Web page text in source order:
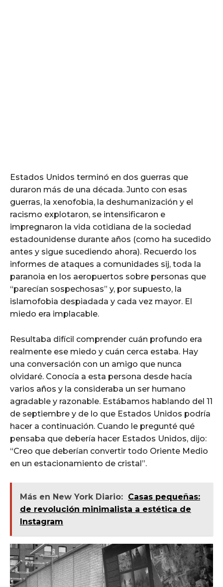
Estados Unidos terminó en dos guerras que
duraron más de una década. Junto con esas
guerras, la xenofobia, la deshumanización y el
racismo explotaron, se intensificaron e
impregnaron la vida cotidiana de la sociedad
estadounidense durante años (como ha sucedido
antes y sigue sucediendo ahora). Recuerdo los
informes de ataques a comunidades sij, toda la
paranoia en los aeropuertos sobre personas que
“parecían sospechosas” y, por supuesto, la
islamofobia despiadada y cada vez mayor. El
miedo era implacable.
Resultaba difícil comprender cuán profundo era
realmente ese miedo y cuán cerca estaba. Hay
una conversación con un amigo que nunca
olvidaré. Conocía a esta persona desde hacía
varios años y la consideraba un ser humano
agradable y razonable. Estábamos hablando del 11
de septiembre y de lo que Estados Unidos podría
hacer a continuación. Cuando le pregunté qué
pensaba que debería hacer Estados Unidos, dijo:
“Creo que deberían convertir todo Oriente Medio
en un estacionamiento de cristal”.
Más en New York Diario: Casas pequeñas:
de revolución minimalista a estética de
Instagram